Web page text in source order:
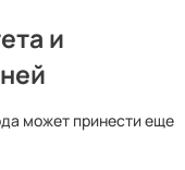
и
может принести еще